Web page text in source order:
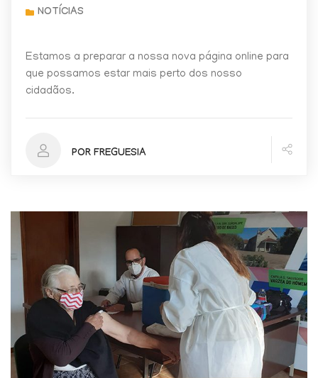
Estamos a preparar a nossa nova página online para
que possamos estar mais perto dos nosso
cidadãos.
POR FREGUESIA